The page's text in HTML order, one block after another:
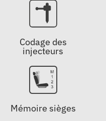
Codage des
injecteurs
Mémoire sièges